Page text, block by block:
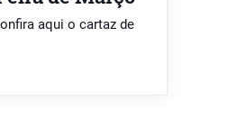
aqui o cartaz de